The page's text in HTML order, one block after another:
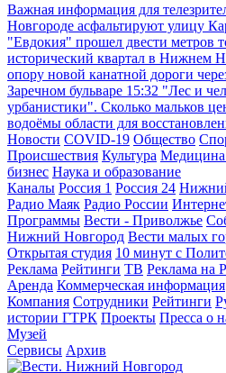
Важная информация для
Новгороде асфальтируют улицу
"Евдокия" прошел двести метров
исторический квартал в Нижнем
опору новой канатной дороги
Заречном бульваре 15:32 "Лес и
урбанистики". Сколько мальков
водоёмы области для
Новости COVID-19 Общество
Происшествия Культура Медицина
бизнес Наука и образование
Каналы Россия 1 Россия 24
Радио Маяк Радио России
Программы Вести - Приволжье
Нижний Новгород Вести малых
Открытая студия 10 минут с
Реклама Рейтинги ТВ Реклама на
Аренда Коммерческая информация
Компания Сотрудники Рейтинги
истории ГТРК Проекты Пресса о
Музей
Сервисы Архив